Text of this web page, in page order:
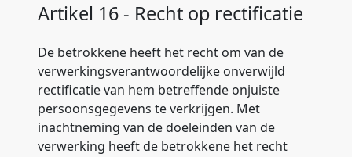
Artikel 16 - Recht op rectificatie
De betrokkene heeft het recht om van de
verwerkingsverantwoordelijke onverwijld
rectificatie van hem betreffende onjuiste
persoonsgegevens te verkrijgen. Met
inachtneming van de doeleinden van de
verwerking heeft de betrokkene het recht